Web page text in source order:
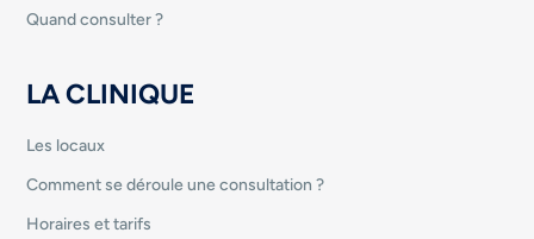
Quand consulter ?
LA CLINIQUE
Les locaux
Comment se déroule une consultation ?
Horaires et tarifs